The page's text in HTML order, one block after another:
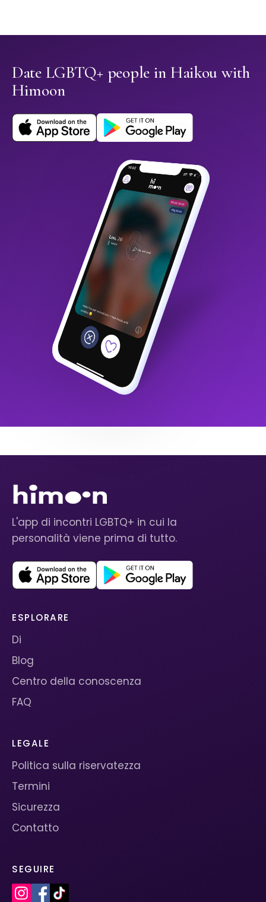
Date LGBTQ+ people in Haikou with
Himoon
L'app di incontri LGBTQ+ in cui la
personalità viene prima di tutto.
ESPLORARE
Di
Blog
Centro della conoscenza
FAQ
LEGALE
Politica sulla riservatezza
Termini
Sicurezza
Contatto
SEGUIRE